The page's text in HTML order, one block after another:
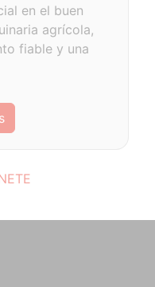
en el buen
agrícola,
fiable y una